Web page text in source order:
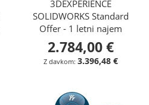
3DEXPERIENCE
SOLIDWORKS Standard
Offer - 1 letni najem
2.784,00 €
3.396,48 €